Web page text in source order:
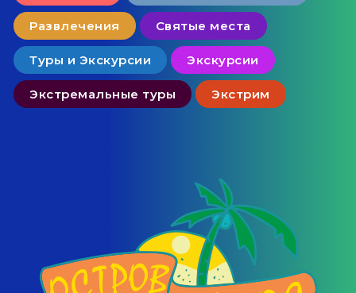
Развлечения Святые места
Туры и Экскурсии Экскурсии
Экстремальные туры Экстрим